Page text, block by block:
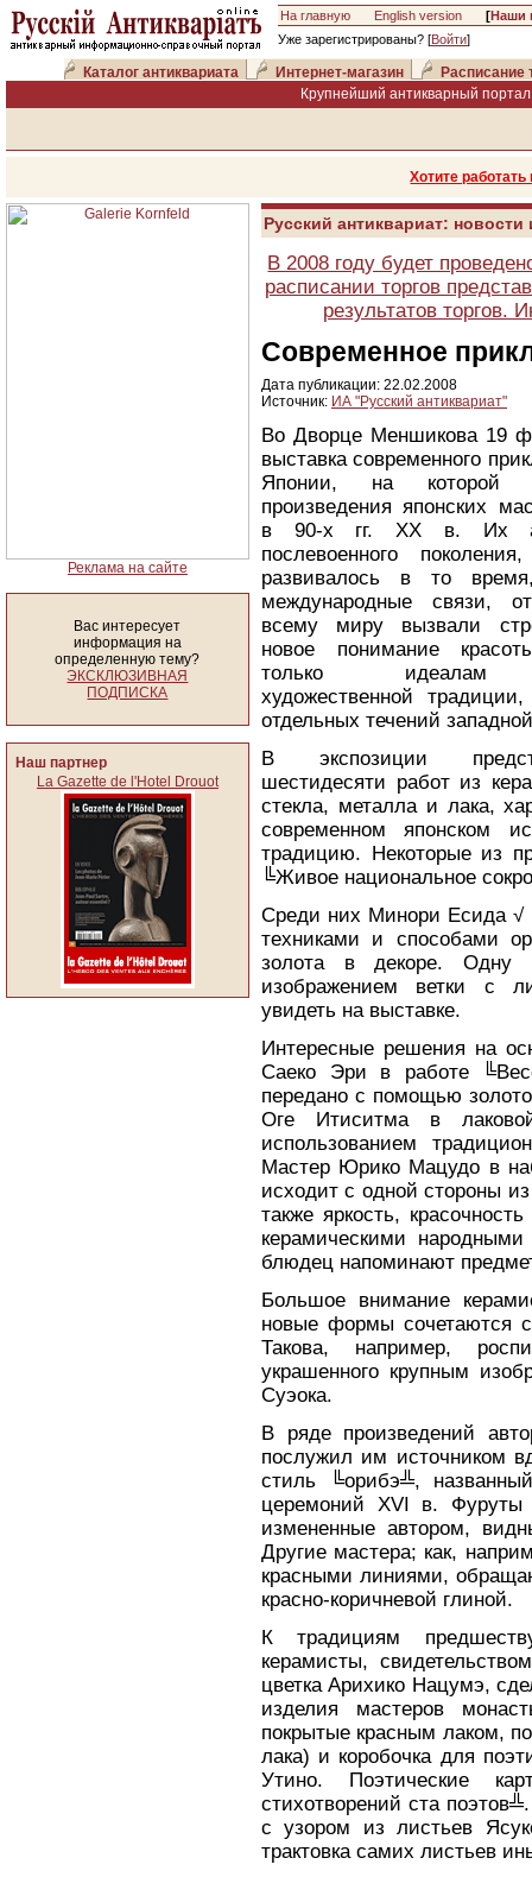
На главную English version [Наши
Уже зарегистрированы? [Войти]
Каталог антиквариата Интернет-магазин
Расписание
Крупнейший антикварный
Хотите
Реклама на сайте
Вас интересует
информация на
определенную тему?
ЭКСКЛЮЗИВНАЯ
ПОДПИСКА
Наш партнер
La Gazette de l'Hotel Drouot
Русский антиквариат:
В 2008 году будет
расписании торгов
результатов торгов.
Современное
Дата публикации: 22.02.2008
Источник: ИА "Русский антиквариат"
Во Дворце Меншикова 19
выставка современного
Японии, на которой
произведения японских
в 90-х гг. XX в. Их
послевоенного
развивалось в то
международные связи,
всему миру вызвали
новое понимание
только идеалам
художественной
отдельных течений
В экспозиции
шестидесяти работ из
стекла, металла и лака,
современном японском
традицию. Некоторые из
╚Живое национальное
Среди них Минори Есида √
техниками и способами
золота в декоре.
изображением ветки с
увидеть на выставке.
Интересные решения на
Саеко Эри в работе
передано с помощью
Oгe Итиситма в
использованием
Мастер Юрико Мацудо в
исходит с одной стороны
также яркость,
керамическими
блюдец напоминают
Большое внимание
новые формы сочетаются
Такова, например,
украшенного крупным
Суэока.
В ряде произведений
послужил им источником
стиль ╚орибэ╩,
церемоний XVI в. Фуруты
измененные автором,
Другие мастера; как,
красными линиями,
красно-коричневой глиной.
К традициям
керамисты,
цветка Арихико Нацумэ,
изделия мастеров
покрытые красным лаком,
лака) и коробочка для
Утино. Поэтические
стихотворений ста
с узором из листьев
трактовка самих листьев